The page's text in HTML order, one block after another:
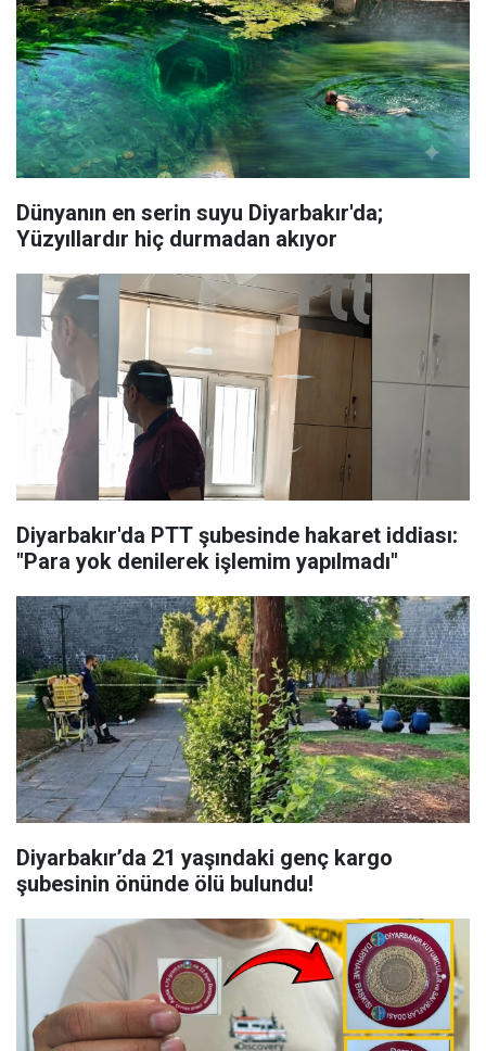
Dünyanın en serin suyu Diyarbakır'da;
Yüzyıllardır hiç durmadan akıyor
Diyarbakır'da PTT şubesinde hakaret iddiası:
"Para yok denilerek işlemim yapılmadı"
Diyarbakır’da 21 yaşındaki genç kargo
şubesinin önünde ölü bulundu!